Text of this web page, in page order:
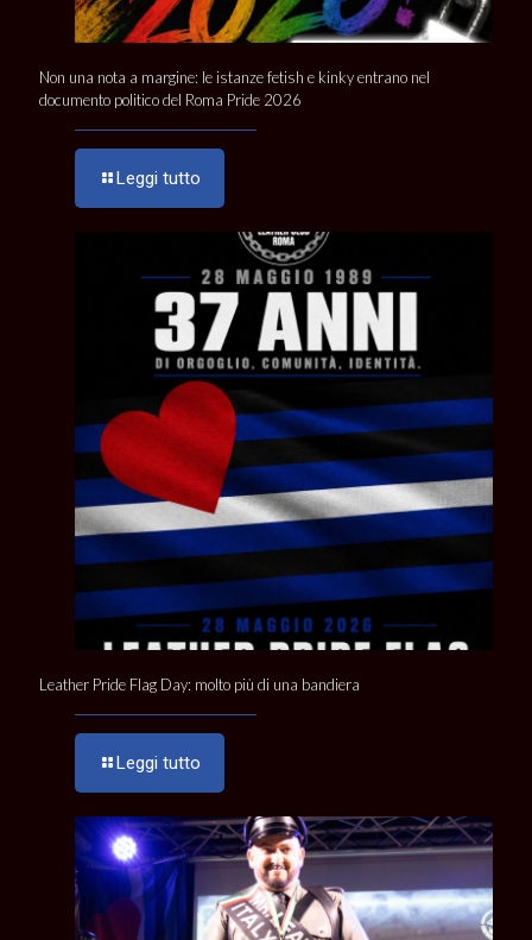
Non una nota a margine: le istanze fetish e kinky entrano nel
documento politico del Roma Pride 2026
Leggi tutto
Leather Pride Flag Day: molto più di una bandiera
Leggi tutto